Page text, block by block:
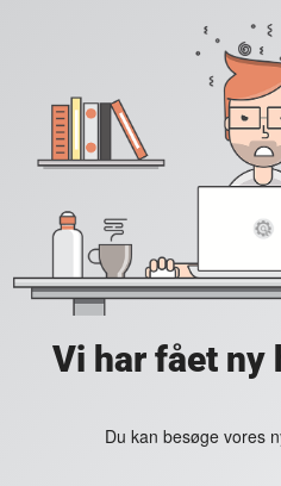
Vi har fået ny
Du kan besøge vores